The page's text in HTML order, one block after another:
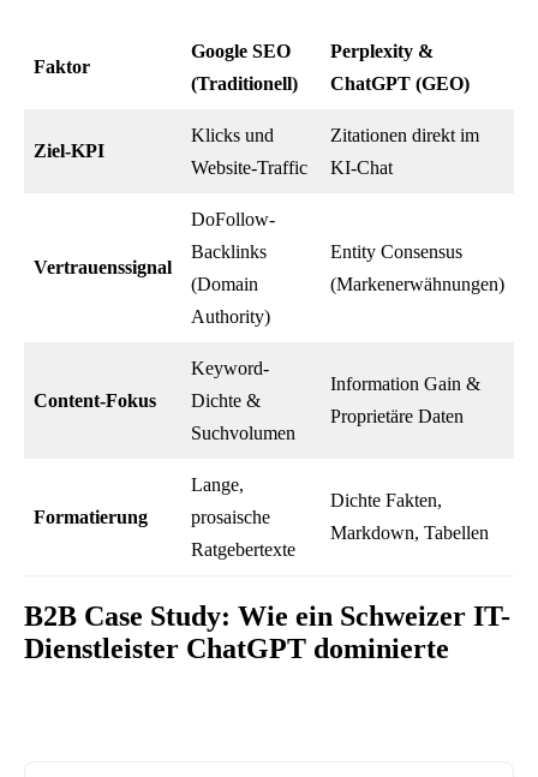
Faktor
Google SEO
(Traditionell)
Perplexity &
ChatGPT (GEO)
Ziel-KPI
Klicks und
Website-Traffic
Zitationen direkt im
KI-Chat
Vertrauenssignal
DoFollow-
Backlinks
(Domain
Authority)
Entity Consensus
(Markenerwähnungen)
Content-Fokus
Keyword-
Dichte &
Suchvolumen
Information Gain &
Proprietäre Daten
Formatierung
Lange,
prosaische
Ratgebertexte
Dichte Fakten,
Markdown, Tabellen
B2B Case Study: Wie ein Schweizer IT-
Dienstleister ChatGPT dominierte